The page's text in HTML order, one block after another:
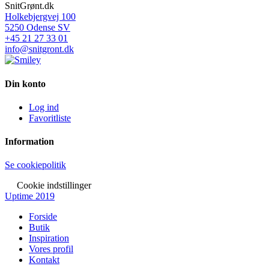
SnitGrønt.dk
Holkebjergvej 100
5250 Odense SV
+45 21 27 33 01
info@snitgront.dk
Din konto
Log ind
Favoritliste
Information
Se cookiepolitik
Cookie indstillinger
Uptime 2019
Forside
Butik
Inspiration
Vores profil
Kontakt